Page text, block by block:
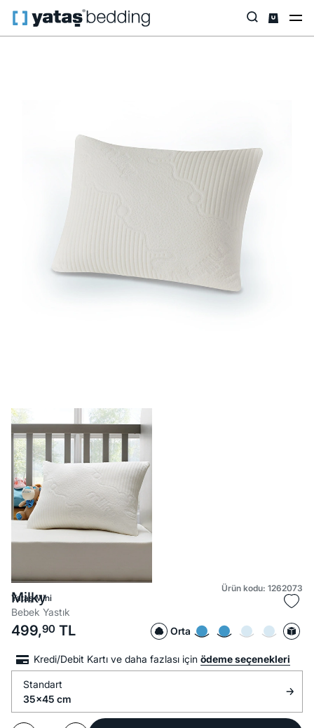
Anasayfa Yastık & Yorgan Yastık Milky
Ürün kodu: 1262073
Yataş Mini
Milky
Bebek Yastık
499,90 TL Orta
Kredi/Debit Kartı ve daha fazlası için ödeme seçenekleri
Standart
35x45 cm